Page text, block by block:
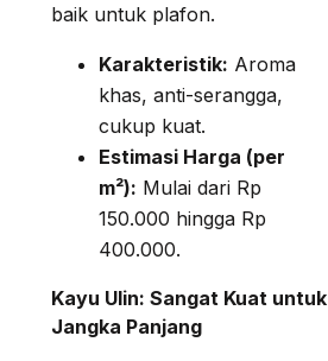
baik untuk plafon.
Karakteristik: Aroma
khas, anti-serangga,
cukup kuat.
Estimasi Harga (per
m²): Mulai dari Rp
150.000 hingga Rp
400.000.
Kayu Ulin: Sangat Kuat untuk
Jangka Panjang